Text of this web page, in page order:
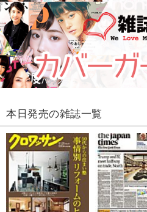
本日発売の雑誌一覧